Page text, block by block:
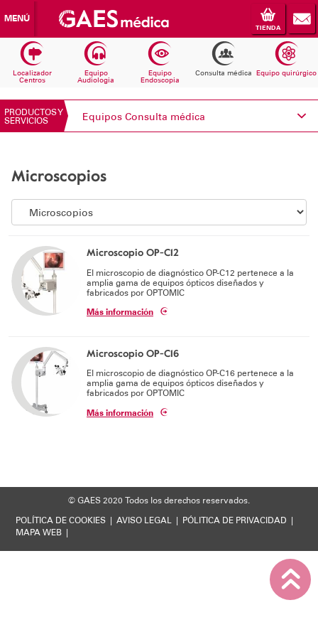
MENÚ
TIENDA
Localizador
Centros
Equipo
Audiologia
Equipo
Endoscopia
Consulta médica Equipo quirúrgico
PRODUCTOS Y
SERVICIOS
Equipos Consulta médica
Equipos Audiología
Equipos Endoscopia
Equipos Consulta médica
Consumibles
Solicita información
Soporte técnico
Microscopios
Microscopio OP-C12
El microscopio de diagnóstico OP-C12 pertenece a la
amplia gama de equipos ópticos diseñados y
fabricados por OPTOMIC
Más información
Microscopio OP-C16
El microscopio de diagnóstico OP-C16 pertenece a la
amplia gama de equipos ópticos diseñados y
fabricados por OPTOMIC
Más información
© GAES 2020 Todos los derechos reservados.
POLÍTICA DE COOKIES | AVISO LEGAL | PÓLITICA DE PRIVACIDAD |
MAPA WEB |